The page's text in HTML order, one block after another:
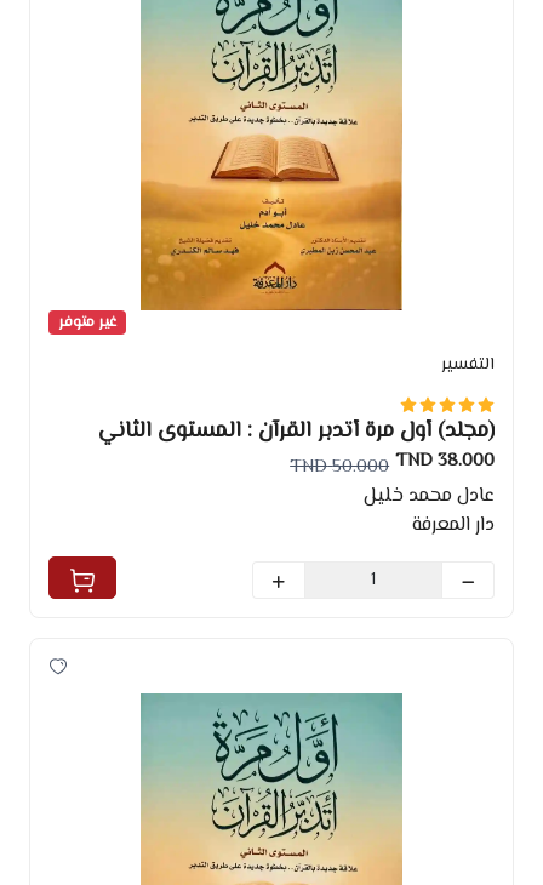
غير متوفر
التفسير
(مجلد) أول مرة أتدبر القرآن : المستوى الثاني
38.000 TND
50.000 TND
عادل محمد خليل
دار المعرفة